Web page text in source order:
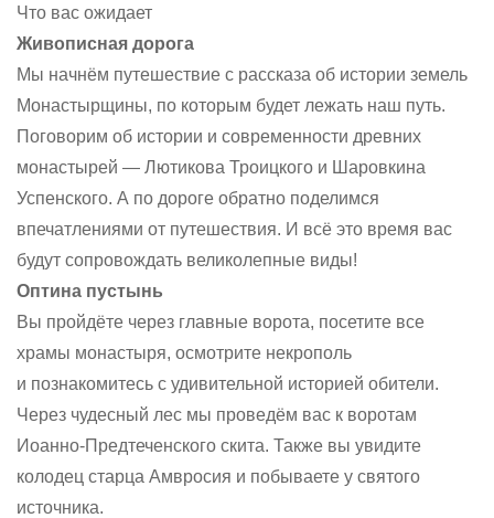
Что вас ожидает
Живописная дорога
Мы начнём путешествие с рассказа об истории земель
Монастырщины, по которым будет лежать наш путь.
Поговорим об истории и современности древних
монастырей — Лютикова Троицкого и Шаровкина
Успенского. А по дороге обратно поделимся
впечатлениями от путешествия. И всё это время вас
будут сопровождать великолепные виды!
Оптина пустынь
Вы пройдёте через главные ворота, посетите все
храмы монастыря, осмотрите некрополь
и познакомитесь с удивительной историей обители.
Через чудесный лес мы проведём вас к воротам
Иоанно-Предтеченского скита. Также вы увидите
колодец старца Амвросия и побываете у святого
источника.